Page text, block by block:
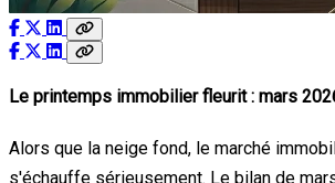
Le printemps immobilier fleurit : mars
Alors que la neige fond, le marché
s'échauffe sérieusement. Le bilan de